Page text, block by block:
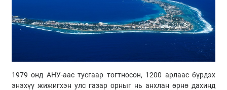
1979 онд АНУ-аас тусгаар тогтносон, 1200 арлаас бүрдэх
энэхүү жижигхэн улс газар орныг нь анхлан өрнө дахинд